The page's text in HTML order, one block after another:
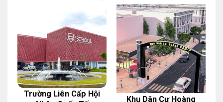
Trường Liên Cấp Hội
Khu Dân Cư Hoàng